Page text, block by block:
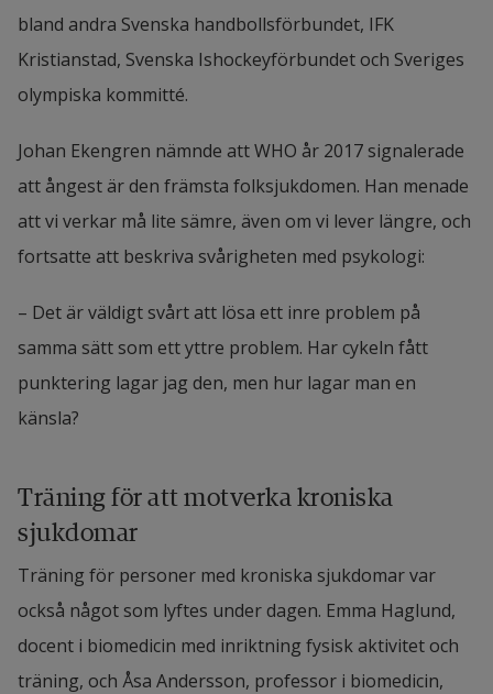
bland andra Svenska handbollsförbundet, IFK
Kristianstad, Svenska Ishockeyförbundet och Sveriges
olympiska kommitté.
Johan Ekengren nämnde att WHO år 2017 signalerade
att ångest är den främsta folksjukdomen. Han menade
att vi verkar må lite sämre, även om vi lever längre, och
fortsatte att beskriva svårigheten med psykologi:
– Det är väldigt svårt att lösa ett inre problem på
samma sätt som ett yttre problem. Har cykeln fått
punktering lagar jag den, men hur lagar man en
känsla?
Träning för att motverka kroniska
sjukdomar
Träning för personer med kroniska sjukdomar var
också något som lyftes under dagen. Emma Haglund,
docent i biomedicin med inriktning fysisk aktivitet och
träning, och Åsa Andersson, professor i biomedicin,